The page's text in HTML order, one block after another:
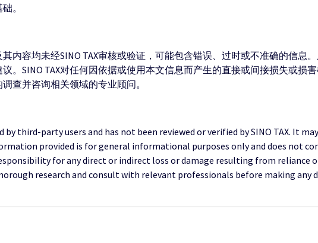
。
内容均未经SINO TAX审核或验证，可能包含错误、过时或不准确的信息
。SINO TAX对任何因依据或使用本文信息而产生的直接或间接损失或损
查并咨询相关领域的专业顾问。
third-party users and has not been reviewed or verified by SINO TAX. It
provided is for general informational purposes only and does not
for any direct or indirect loss or damage resulting from
research and consult with relevant professionals before making any